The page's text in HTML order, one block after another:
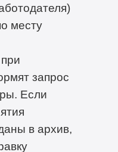
месту
запрос
Если
в архив,